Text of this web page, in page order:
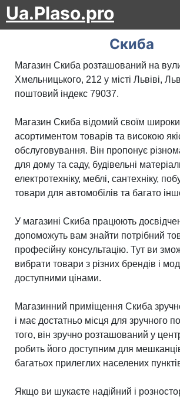
Ua.Plaso.pro
Скиба
Магазин Скиба розташований на
Хмельницького, 212 у місті Львіві,
поштовий індекс 79037.
Магазин Скиба відомий своїм
асортиментом товарів та високою
обслуговування. Він пропонує
для дому та саду, будівельні
електротехніку, меблі, сантехніку,
товари для автомобілів та багато
У магазині Скиба працюють
допоможуть вам знайти потрібний
професійну консультацію. Тут ви
вибрати товари з різних брендів і
доступними цінами.
Магазинний приміщення Скиба
і має достатньо місця для зручного
того, він зручно розташований у
робить його доступним для
багатьох прилеглих населених
Якщо ви шукаєте надійний і